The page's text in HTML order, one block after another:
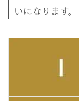
いになります。